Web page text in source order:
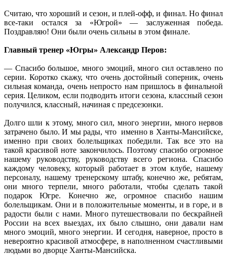
Считаю, что хороший и сезон, и плей-офф, и финал. Но финал
все-таки остался за «Югрой» — заслуженная победа.
Поздравляю! Они были очень сильны в этом финале.
Главный тренер «Югры» Александр Перов:
— Спасибо большое, много эмоций, много сил оставлено по
серии. Коротко скажу, что очень достойный соперник, очень
сильная команда, очень непросто нам пришлось в финальной
серия. Целиком, если подводить итоги сезона, классный сезон
получился, классный, начиная с предсезонки.
Долго шли к этому, много сил, много энергии, много нервов
затрачено было. И мы рады, что именно в Ханты-Мансийске,
именно при своих болельщиках победили. Так все это на
такой красивой ноте закончилось. Поэтому спасибо огромное
нашему руководству, руководству всего региона. Спасибо
каждому человеку, который работает в этом клубе, нашему
персоналу, нашему тренерскому штабу, конечно же, ребятам,
они много терпели, много работали, чтобы сделать такой
подарок Югре. Конечно же, огромное спасибо нашим
болельщикам. Они и в положительные моменты, и в горе, и в
радости были с нами. Много путешествовали по бескрайней
России на всех выездах, их было слышно, они давали нам
много эмоций, много энергии. И сегодня, наверное, просто в
невероятно красивой атмосфере, в наполненном счастливыми
людьми во дворце Ханты-Мансийска.